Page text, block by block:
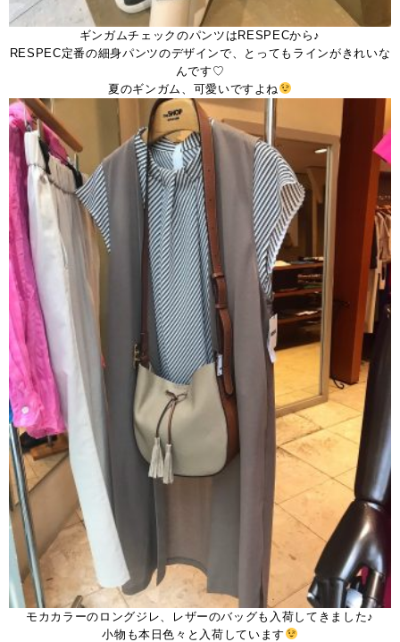
ギンガムチェックのパンツはRESPECから♪
RESPEC定番の細身パンツのデザインで、とってもラインがきれいな
んです♡
夏のギンガム、可愛いですよね
モカカラーのロングジレ、レザーのバッグも入荷してきました♪
小物も本日色々と入荷しています